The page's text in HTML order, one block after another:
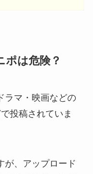
ポは危険？
ラマ・映画などの
投稿されていま
が、アップロード